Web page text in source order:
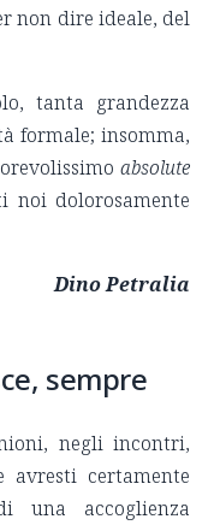
non dire ideale, del
tanta grandezza
formale; insomma,
absolute
dolorosamente
Dino Petralia
sempre
negli incontri,
avresti certamente
una accoglienza